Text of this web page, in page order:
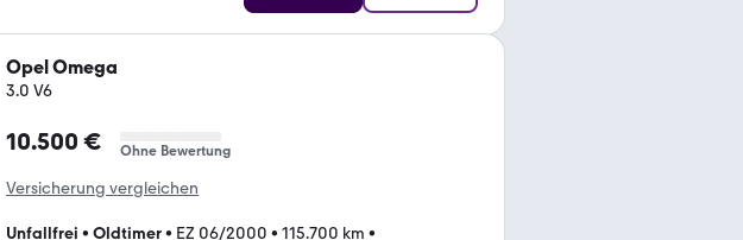
Opel Omega
3.0 V6
10.500 € Ohne Bewertung
Versicherung vergleichen
Unfallfrei • Oldtimer• EZ 06/2000 • 115.700 km •